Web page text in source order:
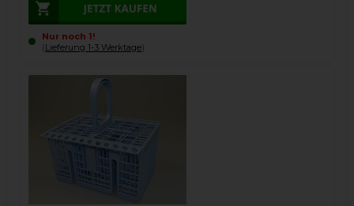
Nur noch 1!
(Lieferung 1-3 Werktage).